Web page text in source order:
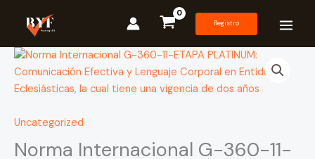
contenido
Registro
Uncategorized
Norma Internacional G-360-11-
Norma
Internacional
G-
11-
PLATINUM: